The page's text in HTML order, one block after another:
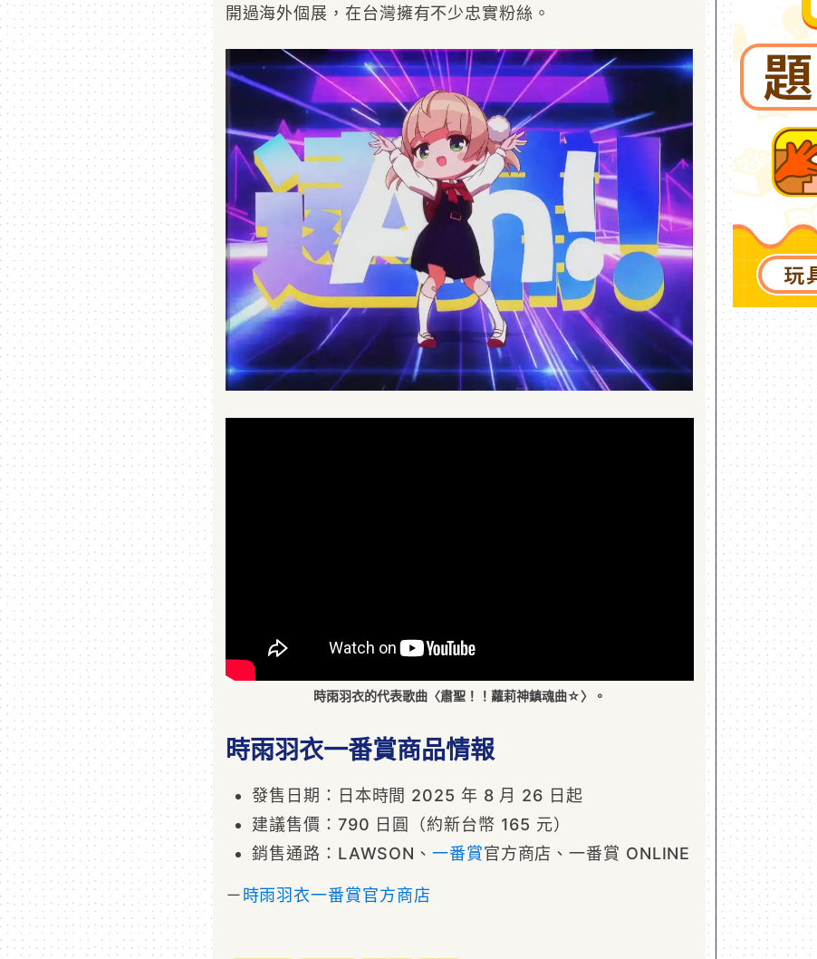
開過海外個展，在台灣擁有不少忠實粉絲。
時雨羽衣的代表歌曲〈肅聖！！蘿莉神鎮魂曲☆〉。
時雨羽衣一番賞商品情報
發售日期：日本時間 2025 年 8 月 26 日起
建議售價：790 日圓（約新台幣 165 元）
銷售通路：LAWSON、一番賞官方商店、一番賞 ONLINE
－時雨羽衣一番賞官方商店